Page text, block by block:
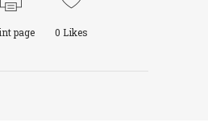
page 0 Likes